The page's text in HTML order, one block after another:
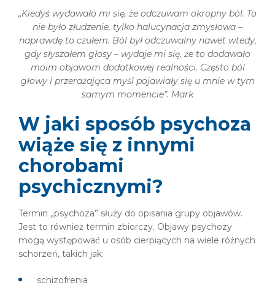
„Kiedyś wydawało mi się, że odczuwam okropny ból. To
nie było złudzenie, tylko halucynacja zmysłowa –
naprawdę to czułem. Ból był odczuwalny nawet wtedy,
gdy słyszałem głosy – wydaje mi się, że to dodawało
moim objawom dodatkowej realności. Często ból
głowy i przerażająca myśl pojawiały się u mnie w tym
samym momencie”. Mark
W jaki sposób psychoza
wiąże się z innymi
chorobami
psychicznymi?
Termin „psychoza” służy do opisania grupy objawów.
Jest to również termin zbiorczy. Objawy psychozy
mogą występować u osób cierpiących na wiele różnych
schorzeń, takich jak:
schizofrenia